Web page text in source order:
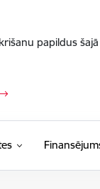
papildus